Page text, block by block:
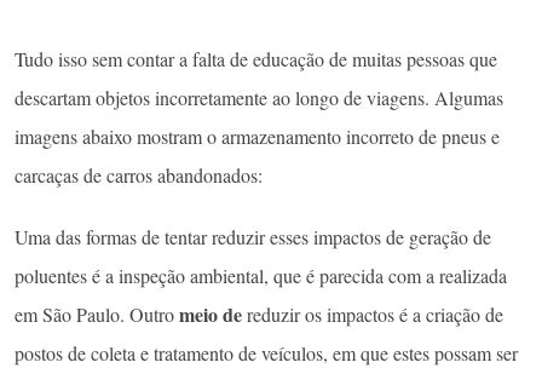
Tudo isso sem contar a falta de educação de muitas pessoas que
descartam objetos incorretamente ao longo de viagens. Algumas
imagens abaixo mostram o armazenamento incorreto de pneus e
carcaças de carros abandonados:
Uma das formas de tentar reduzir esses impactos de geração de
poluentes é a inspeção ambiental, que é parecida com a realizada
em São Paulo. Outromeio dereduzir os impactos é a criação de
postos de coleta e tratamento de veículos, em que estes possam ser